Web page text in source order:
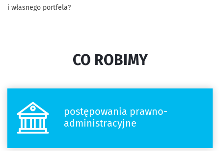
i własnego portfela?
CO ROBIMY
postępowania prawno-
administracyjne